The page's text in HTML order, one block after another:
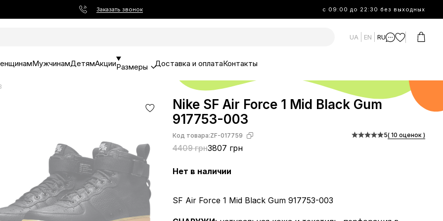
Заказать звонок с 09:00 до 22:30 без выходных
UA EN RU
МужчинамДетямАкцииРазмеры Доставка и оплатаКонтакты
Nike SF Air Force 1 Mid Black Gum
917753-003
Код товара:ZF-017759
4409 грн3807 грн
5( 10 оценок )
Нет в наличии
SF Air Force 1 Mid Black Gum 917753-003